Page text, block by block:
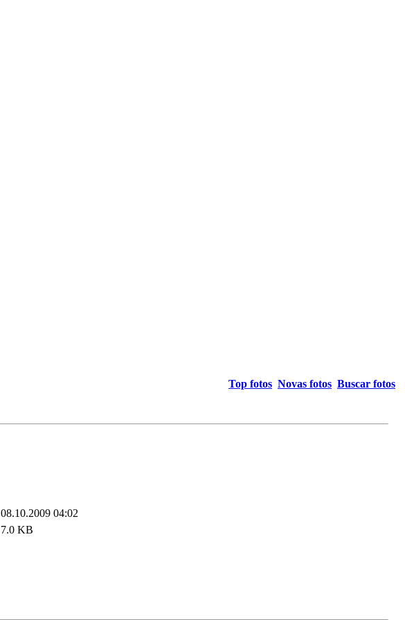
Top fotos Novas fotos Buscar fotos
08.10.2009 04:02
7.0 KB